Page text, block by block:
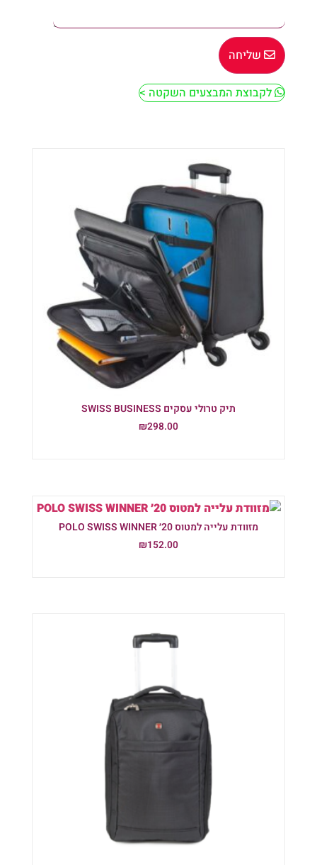
שליחה
לקבוצת המבצעים השקטה >
תיק טרולי עסקים SWISS BUSINESS
₪298.00
מזוודת עלייה למטוס 20׳ POLO SWISS WINNER
₪152.00